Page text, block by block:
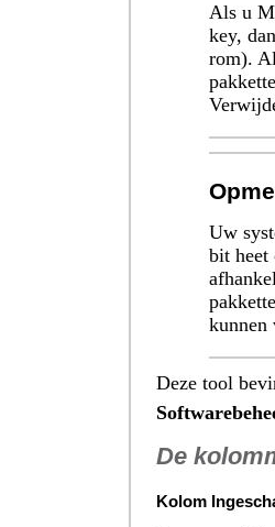
Als u
key,
rom).
Uw
bit heet
kunnen
Deze tool
De
Kolom